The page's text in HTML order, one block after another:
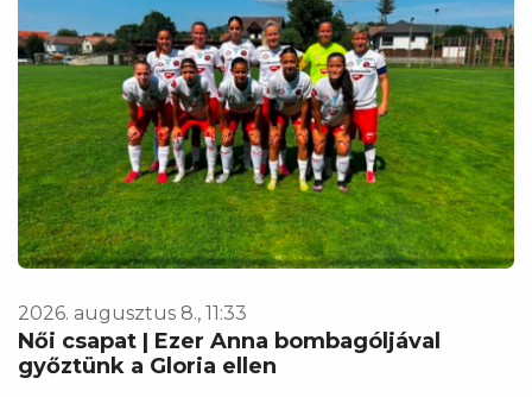
2026. augusztus 8., 11:33
Női csapat | Ezer Anna bombagóljával
győztünk a Gloria ellen